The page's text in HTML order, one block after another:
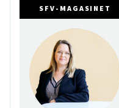
SFV-MAGASINET